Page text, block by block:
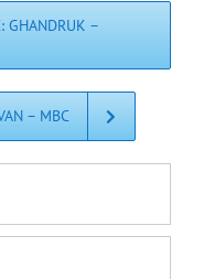
GHANDRUK –
– MBC